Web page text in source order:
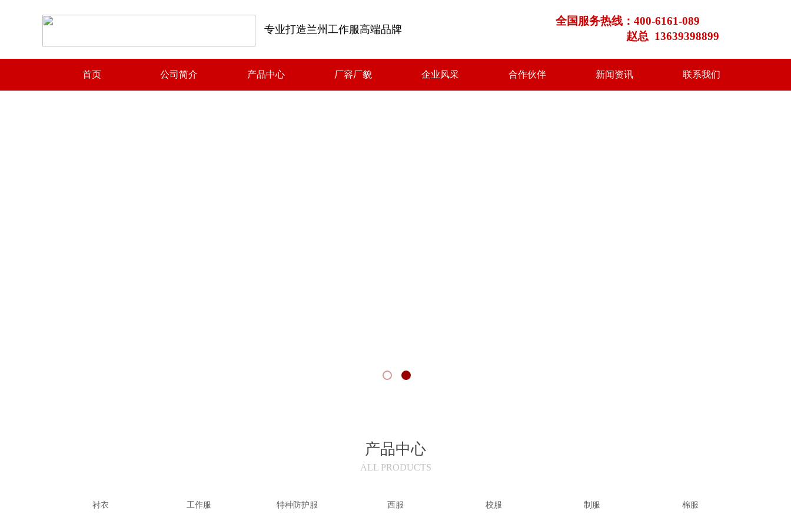
全国服务热线： 400-6161-089
赵总 13639398899
专业打造兰州工作服高端品牌
首页 公司简介 产品中心 厂容厂貌 企业风采 合作伙伴 新闻资讯 联系我们
产品中心
ALL PRODUCTS
衬衣 工作服 特种防护服 西服 校服 制服 棉服